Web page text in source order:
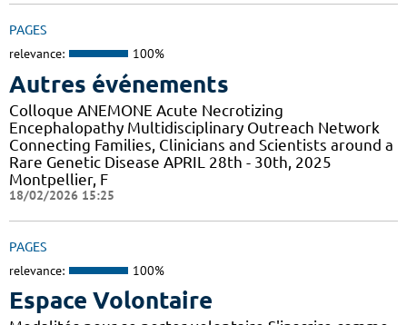
PAGES
relevance: 100%
Autres événements
Colloque ANEMONE Acute Necrotizing
Encephalopathy Multidisciplinary Outreach Network
Connecting Families, Clinicians and Scientists around a
Rare Genetic Disease APRIL 28th - 30th, 2025
Montpellier, F
18/02/2026 15:25
PAGES
relevance: 100%
Espace Volontaire